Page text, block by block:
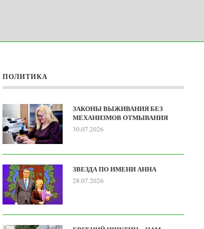
ПОЛИТИКА
ЗАКОНЫ ВЫЖИВАНИЯ БЕЗ
МЕХАНИЗМОВ ОТМЫВАНИЯ
30.07.2026
ЗВЕЗДА ПО ИМЕНИ АННА
28.07.2026